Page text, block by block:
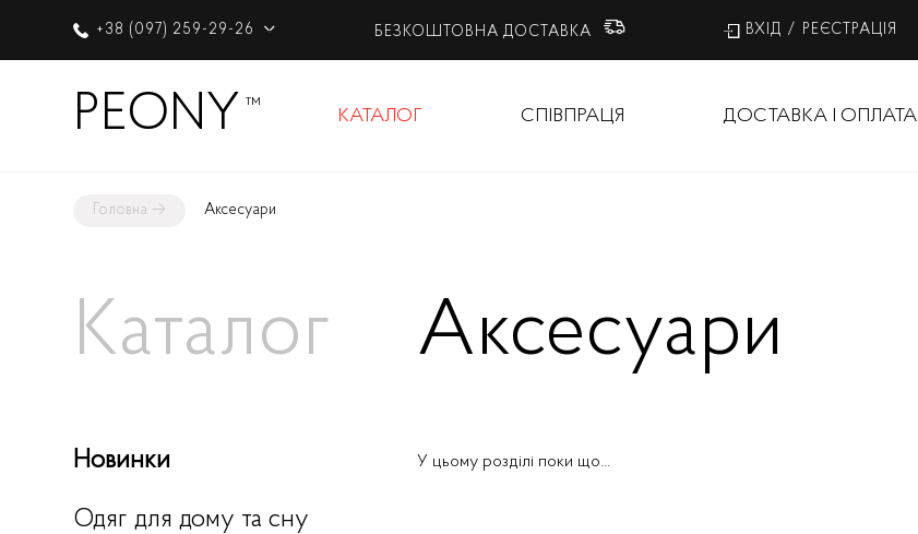
+38 (097) 259-29-26 БЕЗКОШТОВНА ДОСТАВКА ВХІД / РЕЄСТРАЦІЯ
PEONY ™ КАТАЛОГ СПІВПРАЦЯ ДОСТАВКА І ОПЛАТА
Головна → Аксесуари
Каталог
Новинки
Одяг для дому та сну
Аксесуари
У цьому розділі поки що...